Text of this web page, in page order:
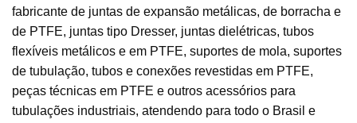
fabricante de juntas de expansão metálicas, de borracha e
de PTFE, juntas tipo Dresser, juntas dielétricas, tubos
flexíveis metálicos e em PTFE, suportes de mola, suportes
de tubulação, tubos e conexões revestidas em PTFE,
peças técnicas em PTFE e outros acessórios para
tubulações industriais, atendendo para todo o Brasil e